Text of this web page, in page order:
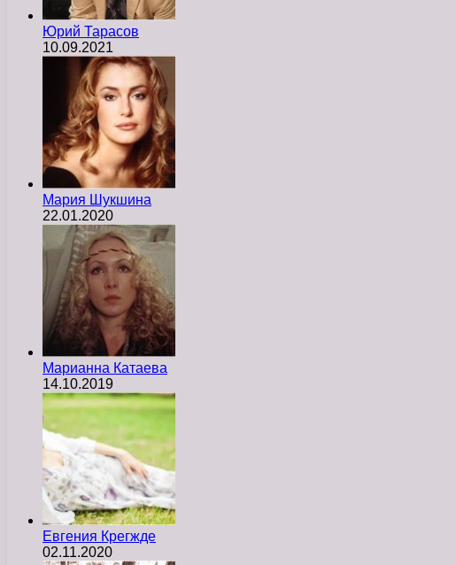
Юрий Тарасов
10.09.2021
Мария Шукшина
22.01.2020
Марианна Катаева
14.10.2019
Евгения Крегжде
02.11.2020